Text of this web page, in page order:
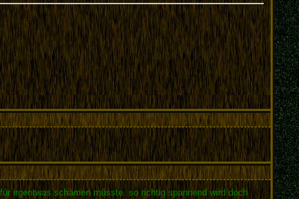
irgentwas schämen müsste. so richtig spannend wird doch